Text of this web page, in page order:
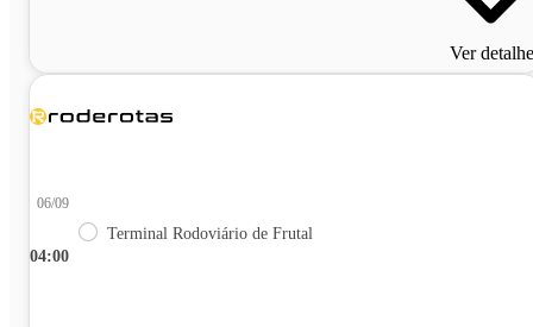
Ver
04:00
06/09
Terminal Rodoviário de Frutal